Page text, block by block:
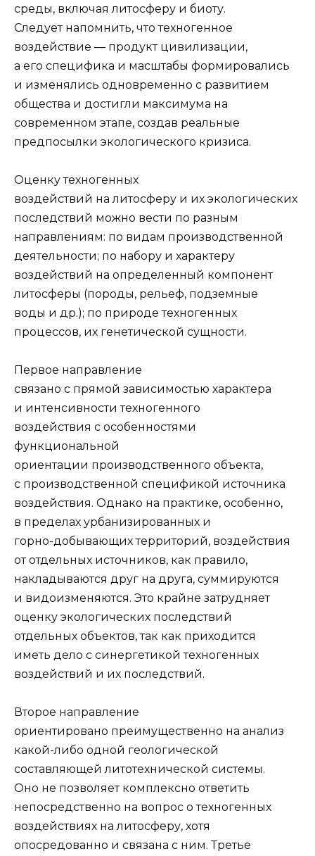
среды, включая лито­сферу и биоту.
Следует напомнить, что техногенное
воздействие — продукт циви­лизации,
а его специфика и масштабы формировались
и изменялись одновременно с развитием
общества и достигли максимума на
современном этапе, создав реаль­ные
предпосылки экологического кризиса.
Оценку техногенных
воздействий на литосферу и их экологических
послед­ствий можно вести по разным
направлениям: по видам производственной
деятель­ности; по набору и характеру
воздействий на определенный компонент
литосферы (породы, рельеф, подземные
воды и др.); по природе техногенных
процессов, их генетической сущности.
Первое направление
связано с прямой зависимостью характера
и интенсивно­сти техногенного
воздействия с особенностями
функциональной
ориентации про­изводственного объекта,
с производственной спецификой источника
воздействия. Однако на практике, особенно,
в пределах урбанизированных и
горно-добывающих территорий, воздействия
от отдельных источников, как правило,
наклады­ваются друг на друга, суммируются
и видоизменяются. Это крайне затрудняет
оценку экологических последствий
отдельных объектов, так как приходится
иметь дело с синергетикой техногенных
воздействий и их последствий.
Второе направление
ориентировано преимущественно на анализ
какой-либо одной геологической
составляющей литотехнической системы.
Оно не позволяет комплексно ответить
непосредственно на вопрос о техногенных
воздействиях на литосферу, хотя
опосредованно и связана с ним. Третье